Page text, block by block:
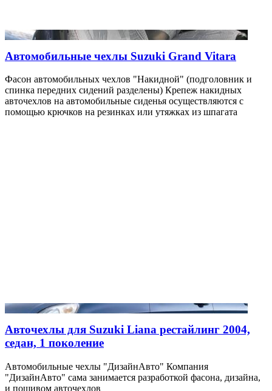
Автомобильные чехлы Suzuki Grand Vitara
Фасон автомобильных чехлов "Накидной" (подголовник и
спинка передних сидений разделены) Крепеж накидных
авточехлов на автомобильные сиденья осуществляются с
помощью крючков на резинках или утяжках из шпагата
Авточехлы для Suzuki Liana рестайлинг 2004,
седан, 1 поколение
Автомобильные чехлы "ДизайнАвто" Компания
"ДизайнАвто" сама занимается разработкой фасона, дизайна,
и пошивом авточехлов